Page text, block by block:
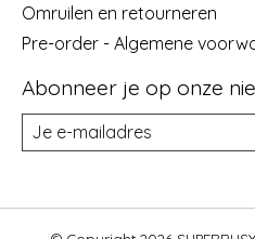
Omruilen en retourneren
Pre-order - Algemene
Abonneer je op onze